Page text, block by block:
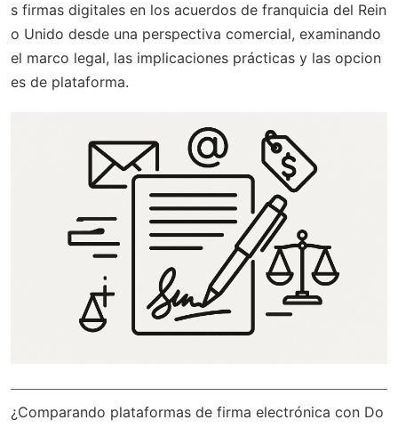
s firmas digitales en los acuerdos de franquicia del Rein
o Unido desde una perspectiva comercial, examinando
el marco legal, las implicaciones prácticas y las opcion
es de plataforma.
¿Comparando plataformas de firma electrónica con Do